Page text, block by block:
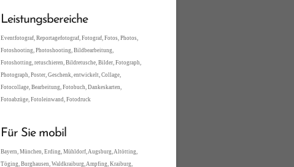
Leistungsbereiche
Eventfotograf, Reportagefotograf, Fotograf, Fotos, Photos,
Fotoshooting, Photoshooting, Bildbearbeitung,
Fotoshotting, retuschieren, Bildretusche, Bilder, Fotograph,
Photograph, Poster, Geschenk, entwickelt, Collage,
Fotocollage, Bearbeitung, Fotobuch, Dankeskarten,
Fotoabzüge, Fotoleinwand, Fotodruck
Für Sie mobil
Bayern, München, Erding, Mühldorf, Augsburg, Altötting,
Töging, Burghausen, Waldkraiburg, Ampfing, Kraiburg,